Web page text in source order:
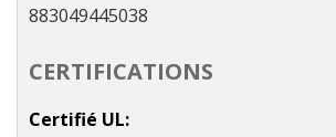
883049445038
CERTIFICATIONS
Certifié UL